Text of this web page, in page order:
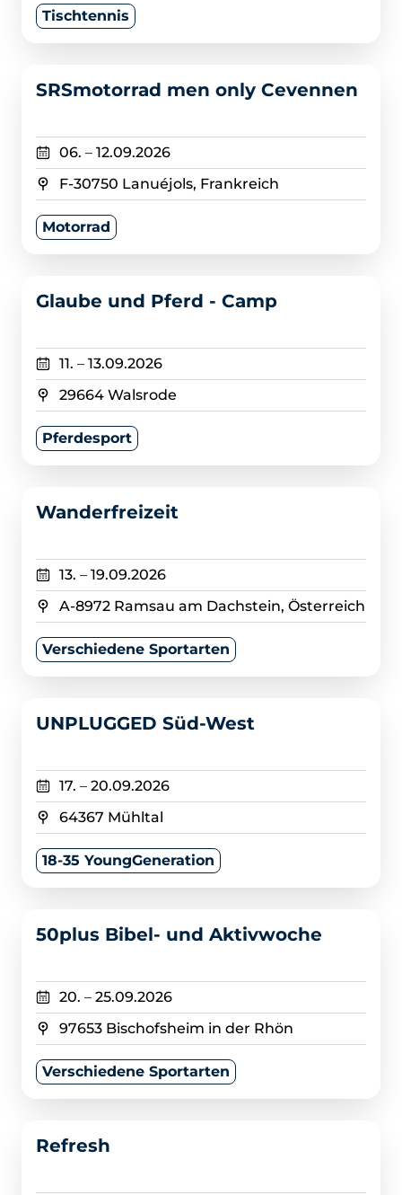
Tischtennis
SRSmotorrad men only Cevennen
06. – 12.09.2026
F-30750 Lanuéjols, Frankreich
Motorrad
Glaube und Pferd - Camp
11. – 13.09.2026
29664 Walsrode
Pferdesport
Wanderfreizeit
13. – 19.09.2026
A-8972 Ramsau am Dachstein, Österreich
Verschiedene Sportarten
UNPLUGGED Süd-West
17. – 20.09.2026
64367 Mühltal
18-35 YoungGeneration
50plus Bibel- und Aktivwoche
20. – 25.09.2026
97653 Bischofsheim in der Rhön
Verschiedene Sportarten
Refresh